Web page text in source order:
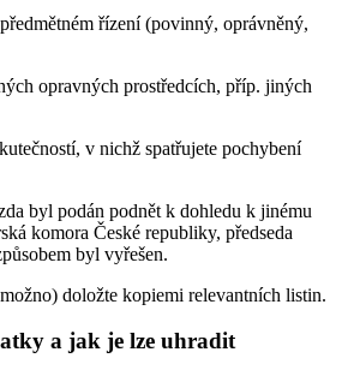
řízení (povinný, oprávněný,
opravných prostředcích, příp. jiných
v nichž spatřujete pochybení
byl podán podnět k dohledu k jinému
komora České republiky, předseda
byl vyřešen.
doložte kopiemi relevantních listin.
a jak je lze uhradit